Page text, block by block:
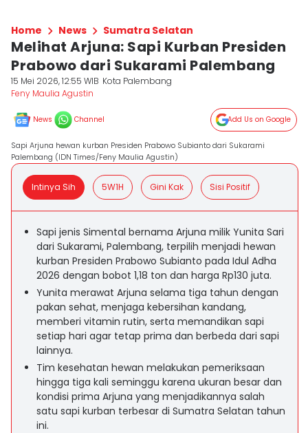
Home News Sumatra Selatan
Melihat Arjuna: Sapi Kurban Presiden
Prabowo dari Sukarami Palembang
15 Mei 2026, 12:55 WIB Kota Palembang
Feny Maulia Agustin
News Channel Add Us on Google
Sapi Arjuna hewan kurban Presiden Prabowo Subianto dari Sukarami
Palembang (IDN Times/Feny Maulia Agustin)
Intinya Sih 5W1H Gini Kak Sisi Positif
Sapi jenis Simental bernama Arjuna milik Yunita Sari
dari Sukarami, Palembang, terpilih menjadi hewan
kurban Presiden Prabowo Subianto pada Idul Adha
2026 dengan bobot 1,18 ton dan harga Rp130 juta.
Yunita merawat Arjuna selama tiga tahun dengan
pakan sehat, menjaga kebersihan kandang,
memberi vitamin rutin, serta memandikan sapi
setiap hari agar tetap prima dan berbeda dari sapi
lainnya.
Tim kesehatan hewan melakukan pemeriksaan
hingga tiga kali seminggu karena ukuran besar dan
kondisi prima Arjuna yang menjadikannya salah
satu sapi kurban terbesar di Sumatra Selatan tahun
ini.